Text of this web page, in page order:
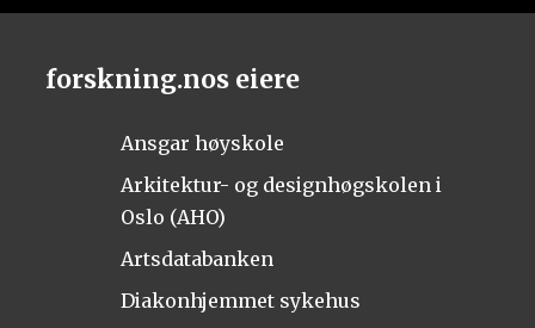
forskning.nos eiere
Ansgar høyskole
Arkitektur- og designhøgskolen i
Oslo (AHO)
Artsdatabanken
Diakonhjemmet sykehus